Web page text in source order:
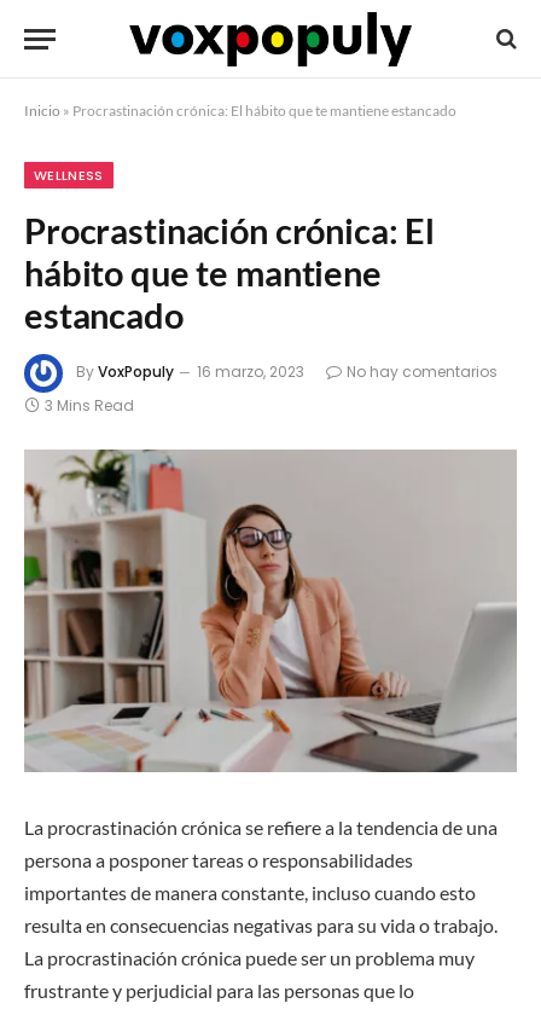
Inicio » Procrastinación crónica: El hábito que te mantiene estancado
WELLNESS
Procrastinación crónica: El
hábito que te mantiene
estancado
ByVoxPopuly 16 marzo, 2023
No hay comentarios
3 Mins Read
La procrastinación crónica se refiere a la tendencia de una
persona a posponer tareas o responsabilidades
importantes de manera constante, incluso cuando esto
resulta en consecuencias negativas para su vida o trabajo.
La procrastinación crónica puede ser un problema muy
frustrante y perjudicial para las personas que lo